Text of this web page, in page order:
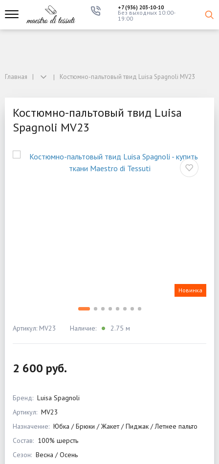
+7 (936) 203-10-10
Без выходных 10:00-
19:00
Главная Костюмно-пальтовый твид Luisa Spagnoli MV23
Костюмно-пальтовый твид Luisa
Spagnoli MV23
Новинка
Артикул: MV23 Наличие: 2.75 м
2 600 руб.
Бренд: Luisa Spagnoli
Артикул: MV23
Назначение: Юбка / Брюки / Жакет / Пиджак / Летнее пальто
Состав: 100% шерсть
Сезон: Весна / Осень